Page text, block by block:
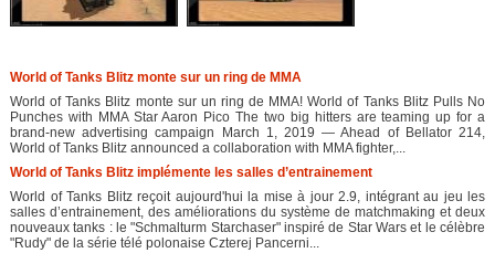
World of Tanks Blitz monte sur un ring de MMA
World of Tanks Blitz monte sur un ring de MMA! World of Tanks Blitz Pulls No
Punches with MMA Star Aaron Pico The two big hitters are teaming up for a
brand-new advertising campaign March 1, 2019 — Ahead of Bellator 214,
World of Tanks Blitz announced a collaboration with MMA fighter,...
World of Tanks Blitz implémente les salles d’entrainement
World of Tanks Blitz reçoit aujourd'hui la mise à jour 2.9, intégrant au jeu les
salles d’entrainement, des améliorations du système de matchmaking et deux
nouveaux tanks : le "Schmalturm Starchaser" inspiré de Star Wars et le célèbre
"Rudy" de la série télé polonaise Czterej Pancerni...